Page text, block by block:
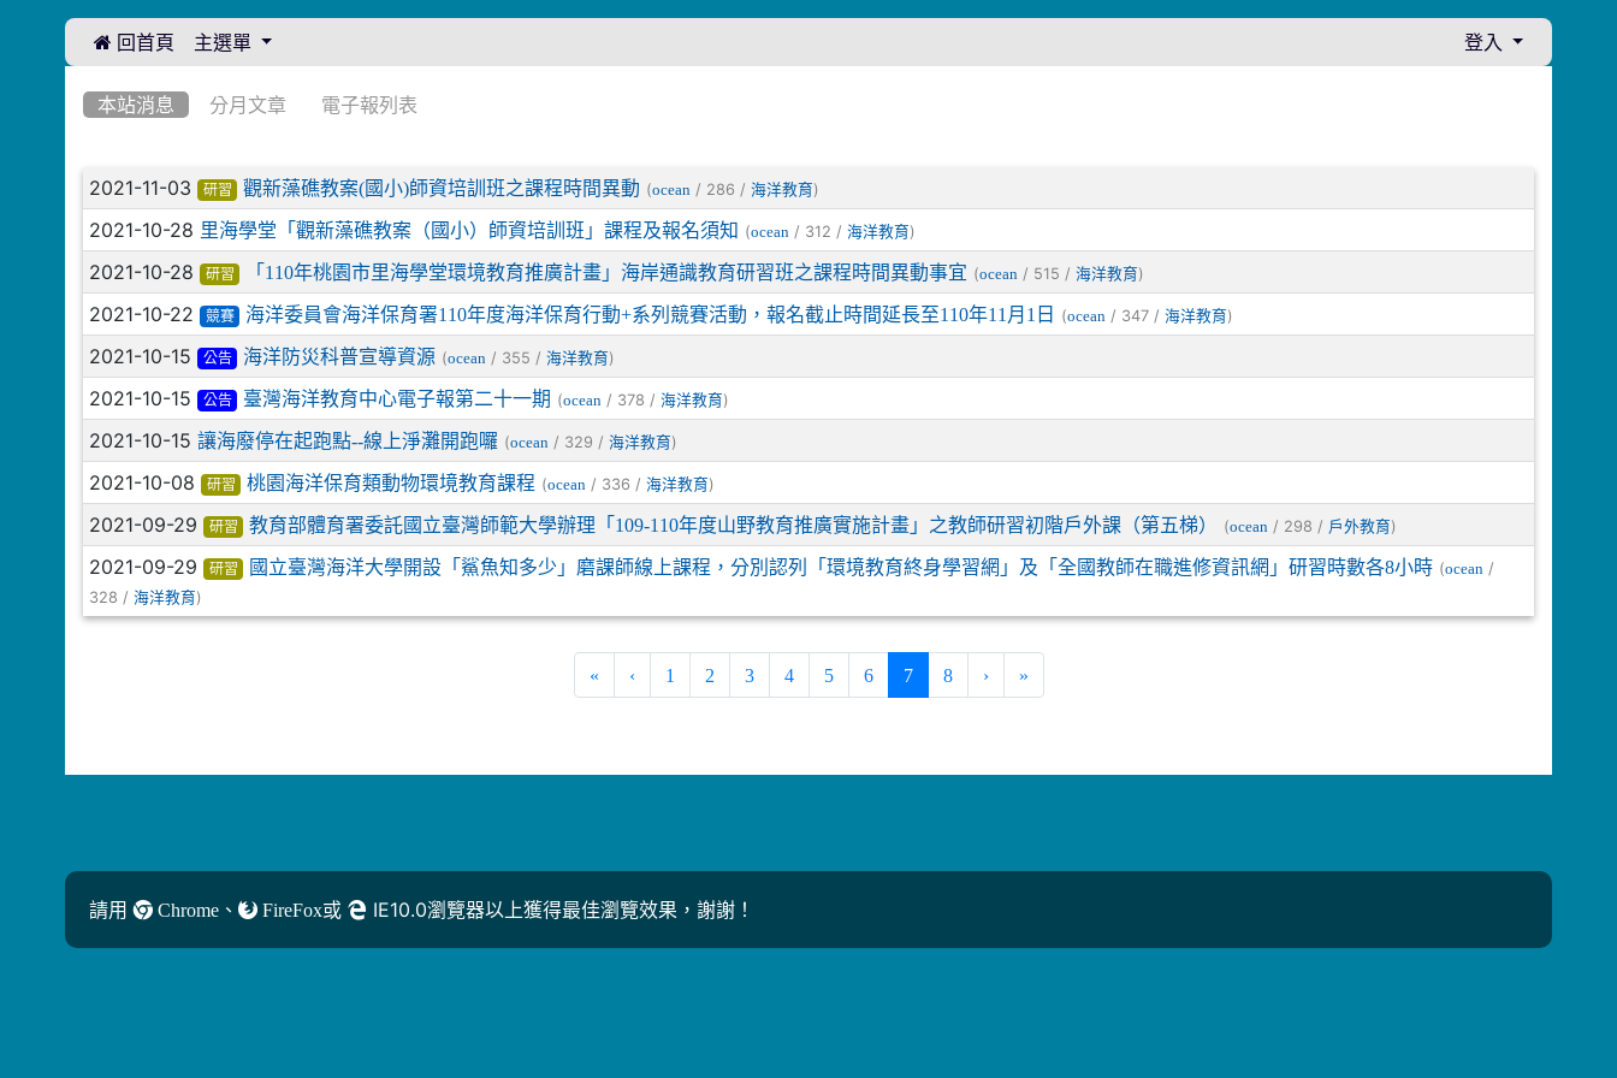
::: 回首頁 主選單 登入
本站消息 分月文章 電子報列表
文章列表
2021-11-03 研習 觀新藻礁教案(國小)師資培訓班之課程時間異動 (ocean / 286 /海洋教育)
2021-10-28 里海學堂「觀新藻礁教案（國小）師資培訓班」課程及報名須知 (ocean/ 312 / 海洋教育)
2021-10-28 研習 「110年桃園市里海學堂環境教育推廣計畫」海岸通識教育研習班之課程時間異動事宜 (ocean / 515 /海洋教育)
2021-10-22 競賽 海洋委員會海洋保育署110年度海洋保育行動+系列競賽活動，報名截止時間延長至110年11月1日 (ocean / 347 /海洋教育)
2021-10-15 公告 海洋防災科普宣導資源 (ocean / 355 /海洋教育)
2021-10-15 公告 臺灣海洋教育中心電子報第二十一期 (ocean / 378 /海洋教育)
2021-10-15 讓海廢停在起跑點--線上淨灘開跑囉 (ocean/ 329 / 海洋教育)
2021-10-08 研習 桃園海洋保育類動物環境教育課程 (ocean / 336 /海洋教育)
2021-09-29 研習 教育部體育署委託國立臺灣師範大學辦理「109-110年度山野教育推廣實施計畫」之教師研習初階戶外課（第五梯） (ocean / 298 / 戶外教育)
2021-09-29 研習 國立臺灣海洋大學開設「鯊魚知多少」磨課師線上課程，分別認列「環境教育終身學習網」及「全國教師在職進修資訊網」研習時數各8小時 (ocean /
328 / 海洋教育)
« ‹ 1 2 3 4 5 6 7(current)
8 › »
請用 Chrome、 FireFox或 IE10.0瀏覽器以上獲得最佳瀏覽效果，謝謝！